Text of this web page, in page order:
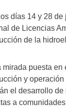
días 14 y 28
de Licencias
de la
mirada puesta en
y
el desarrollo
a